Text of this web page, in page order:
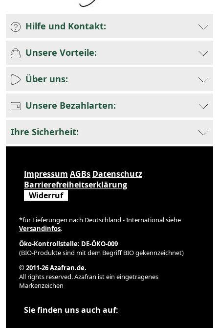
Hilfe und Kontakt:
Unsere Vorteile:
Über uns:
Unsere Bezahlarten:
Ihre Sicherheit:
Impressum AGBs Datenschutz
Barrierefreiheitserklärung
Widerruf
*für Lieferungen nach Deutschland - International siehe
Versandinfos.
Öko-Kontrollstelle: DE-ÖKO-009
(BIO-Produkte sind mit dem Begriff BIO gekennzeichnet)
© 2011-26 Azafran.de.
All rights reserved. Azafran ist ein eingetragenes
Markenzeichen
Sie finden uns auch auf: